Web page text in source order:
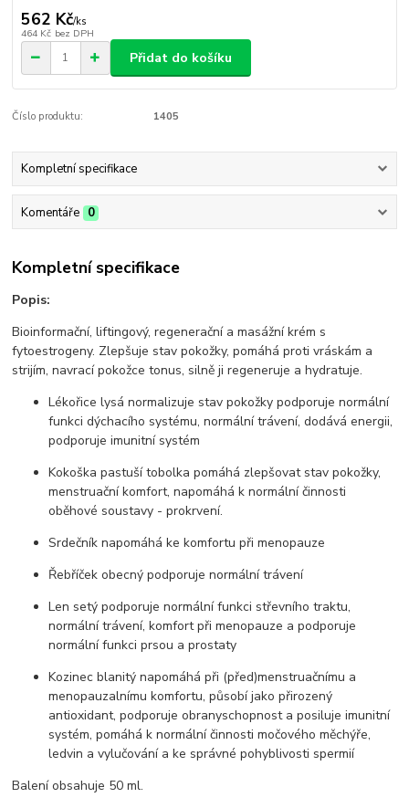
562 Kč/ks
464 Kč bez DPH
Přidat do košíku
Číslo produktu: 1405
Kompletní specifikace
Komentáře 0
Kompletní specifikace
Popis:
Bioinformační, liftingový, regenerační a masážní krém s
fytoestrogeny. Zlepšuje stav pokožky, pomáhá proti vráskám a
strijím, navrací pokožce tonus, silně ji regeneruje a hydratuje.
Lékořice lysá normalizuje stav pokožky podporuje normální
funkci dýchacího systému, normální trávení, dodává energii,
podporuje imunitní systém
Kokoška pastuší tobolka pomáhá zlepšovat stav pokožky,
menstruační komfort, napomáhá k normální činnosti
oběhové soustavy - prokrvení.
Srdečník napomáhá ke komfortu při menopauze
Řebříček obecný podporuje normální trávení
Len setý podporuje normální funkci střevního traktu,
normální trávení, komfort při menopauze a podporuje
normální funkci prsou a prostaty
Kozinec blanitý napomáhá při (před)menstruačnímu a
menopauzalnímu komfortu, působí jako přirozený
antioxidant, podporuje obranyschopnost a posiluje imunitní
systém, pomáhá k normální činnosti močového měchýře,
ledvin a vylučování a ke správné pohyblivosti spermií
Balení obsahuje 50 ml.